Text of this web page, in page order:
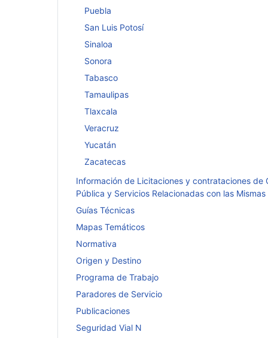
Puebla
San Luis Potosí
Sinaloa
Sonora
Tabasco
Tamaulipas
Tlaxcala
Veracruz
Yucatán
Zacatecas
Información de Licitaciones y contrataciones de
Pública y Servicios Relacionadas con las Mismas
Guías Técnicas
Mapas Temáticos
Normativa
Origen y Destino
Programa de Trabajo
Paradores de Servicio
Publicaciones
Seguridad Vial N